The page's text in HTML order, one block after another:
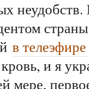
в
и я
мере,